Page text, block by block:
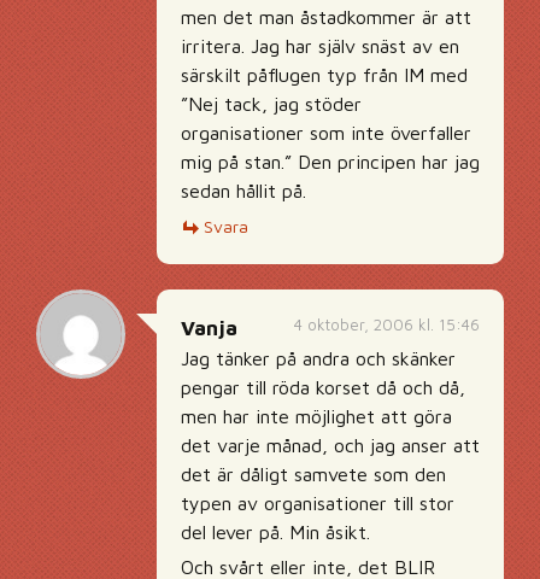
men det man åstadkommer är att
irritera. Jag har själv snäst av en
särskilt påflugen typ från IM med
”Nej tack, jag stöder
organisationer som inte överfaller
mig på stan.” Den principen har jag
sedan hållit på.
Svara
4 oktober, 2006 kl. 15:46
Vanja
Jag tänker på andra och skänker
pengar till röda korset då och då,
men har inte möjlighet att göra
det varje månad, och jag anser att
det är dåligt samvete som den
typen av organisationer till stor
del lever på. Min åsikt.
Och svårt eller inte, det BLIR